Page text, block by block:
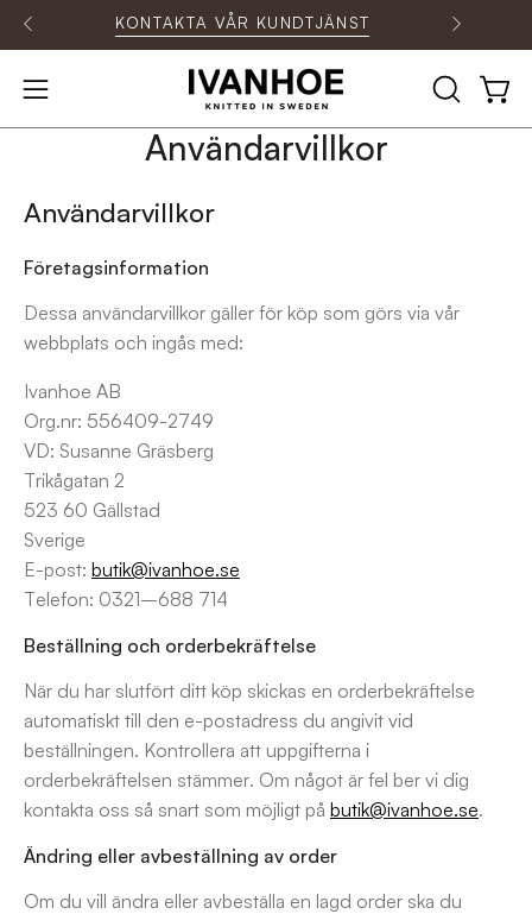
Hoppa
KONTAKTA VÅR KUNDTJÄNST
Öppna
navigationsmenyn
ÖPPNA
Användarvillkor
Användarvillkor
Företagsinformation
Dessa användarvillkor gäller för köp som görs via vår
webbplats och ingås med:
Ivanhoe AB
Org.nr: 556409-2749
VD: Susanne Gräsberg
Trikågatan 2
523 60 Gällstad
Sverige
E-post: butik@ivanhoe.se
Telefon: 0321–688 714
Beställning och orderbekräftelse
När du har slutfört ditt köp skickas en orderbekräftelse
automatiskt till den e-postadress du angivit vid
beställningen. Kontrollera att uppgifterna i
orderbekräftelsen stämmer. Om något är fel ber vi dig
kontakta oss så snart som möjligt på butik@ivanhoe.se.
Ändring eller avbeställning av order
Om du vill ändra eller avbeställa en lagd order ska du